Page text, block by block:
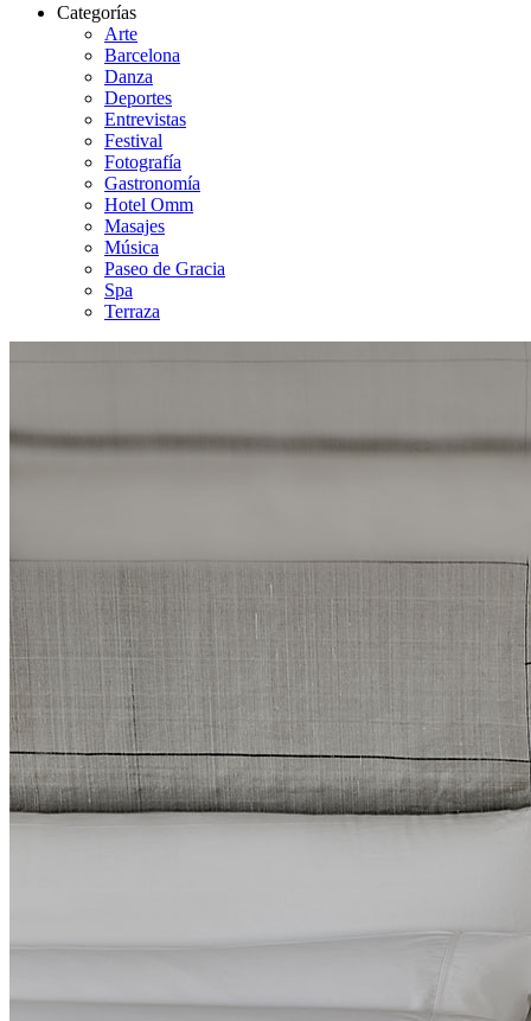
Categorías
Arte
Barcelona
Danza
Deportes
Entrevistas
Festival
Fotografía
Gastronomía
Hotel Omm
Masajes
Música
Paseo de Gracia
Spa
Terraza